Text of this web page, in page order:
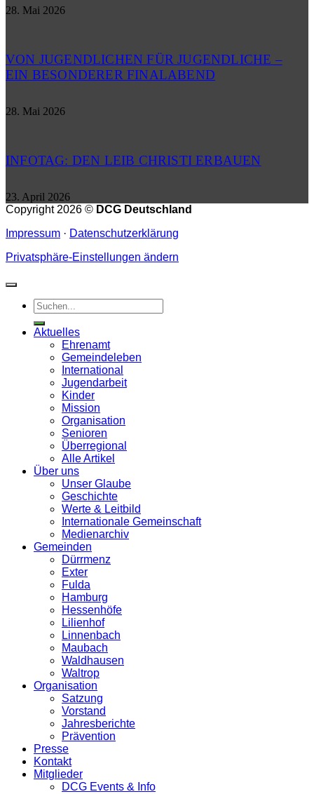
28. Mai 2026
VON JUGENDLICHEN FÜR JUGENDLICHE –
EIN BESONDERER FINALABEND
28. Mai 2026
INFOTAG: DEN LEIB CHRISTI ERBAUEN
23. April 2026
Copyright 2026 © DCG Deutschland
Impressum · Datenschutzerklärung
Privatsphäre-Einstellungen ändern
Aktuelles
Ehrenamt
Gemeindeleben
International
Jugendarbeit
Kinder
Mission
Organisation
Senioren
Überregional
Alle Artikel
Über uns
Unser Glaube
Geschichte
Werte & Leitbild
Internationale Gemeinschaft
Medienarchiv
Gemeinden
Dürrmenz
Exter
Fulda
Hamburg
Hessenhöfe
Lilienhof
Linnenbach
Maubach
Waldhausen
Waltrop
Organisation
Satzung
Vorstand
Jahresberichte
Prävention
Presse
Kontakt
Mitglieder
DCG Events & Info